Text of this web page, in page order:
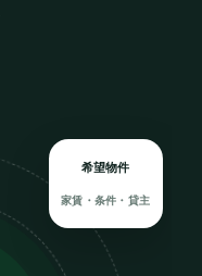
希望物件
家賃・条件・貸主